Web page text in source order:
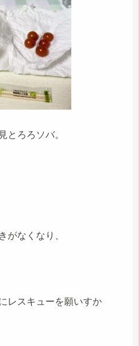
とろろソバ。
がなくなり、
レスキューを願いすか